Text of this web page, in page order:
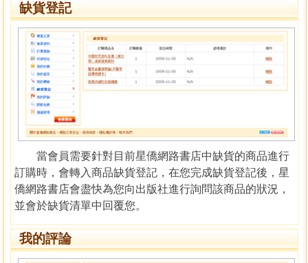
缺貨登記
當會員需要針對目前星僑網路書店中缺貨的商品進行
訂購時，會轉入商品缺貨登記，在您完成缺貨登記後，星
僑網路書店會盡快為您向出版社進行詢問該商品的狀況，
並會於缺貨清單中回覆您。
我的評論